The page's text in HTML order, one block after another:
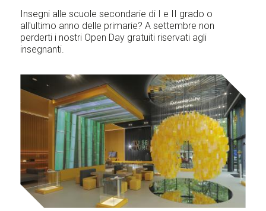
Insegni alle scuole secondarie di I e II grado o
all'ultimo anno delle primarie? A settembre non
perderti i nostri Open Day gratuiti riservati agli
insegnanti.